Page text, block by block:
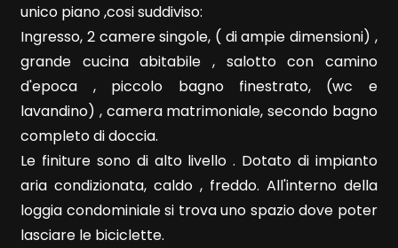
unico piano ,cosi suddiviso:
Ingresso, 2 camere singole, ( di ampie dimensioni) ,
grande cucina abitabile , salotto con camino
d'epoca , piccolo bagno finestrato, (wc e
lavandino) , camera matrimoniale, secondo bagno
completo di doccia.
Le finiture sono di alto livello . Dotato di impianto
aria condizionata, caldo , freddo. All'interno della
loggia condominiale si trova uno spazio dove poter
lasciare le biciclette.
Locali
minimi
Qualsiasi